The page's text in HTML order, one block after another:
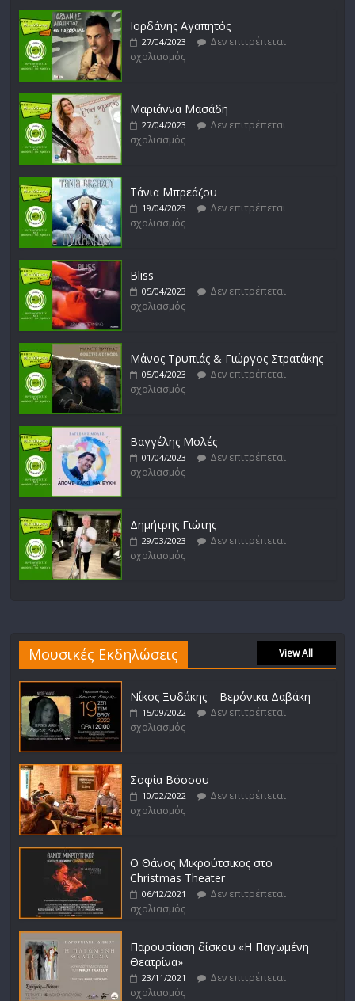
Απόστολος Ρίζος
σχολιασμός
σχολιασμός
Ιορδάνης Αγαπητός
27/04/2023
Δεν επιτρέπεται
σχολιασμός
Μαριάννα Μασάδη
27/04/2023
Δεν επιτρέπεται
σχολιασμός
Τάνια Μπρεάζου
19/04/2023
Δεν επιτρέπεται
σχολιασμός
Bliss
05/04/2023
Δεν επιτρέπεται
σχολιασμός
Μάνος Τρυπιάς & Γιώργος Στρατάκης
05/04/2023
Δεν επιτρέπεται
σχολιασμός
Βαγγέλης Μολές
01/04/2023
Δεν επιτρέπεται
σχολιασμός
Δημήτρης Γιώτης
29/03/2023
Δεν επιτρέπεται
σχολιασμός
Μουσικές Εκδηλώσεις View All
Νίκος Ξυδάκης – Βερόνικα Δαβάκη
15/09/2022
Δεν επιτρέπεται
σχολιασμός
Σοφία Βόσσου
10/02/2022
Δεν επιτρέπεται
σχολιασμός
Ο Θάνος Μικρούτσικος στο
Christmas Theater
06/12/2021
Δεν επιτρέπεται
σχολιασμός
Παρουσίαση δίσκου «Η Παγωμένη
Θεατρίνα»
23/11/2021
Δεν επιτρέπεται
σχολιασμός